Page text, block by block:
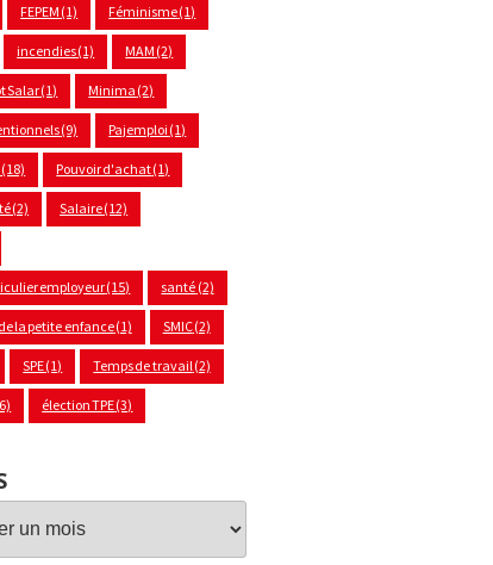
FEPEM (1) Féminisme(1)
incendies(1) MAM (2)
Salar(1) Minima (2)
(9) Pajemploi (1)
(18) Pouvoir d'achat(1)
(2) Salaire(12)
employeur(15) santé (2)
la petite enfance(1) SMIC(2)
SPE(1) Temps de travail (2)
élection TPE(3)